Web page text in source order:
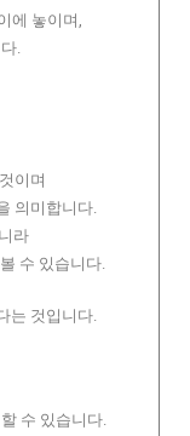
에 놓이며,
.
이며
의미합니다.
라
수 있습니다.
는 것입니다.
수 있습니다.